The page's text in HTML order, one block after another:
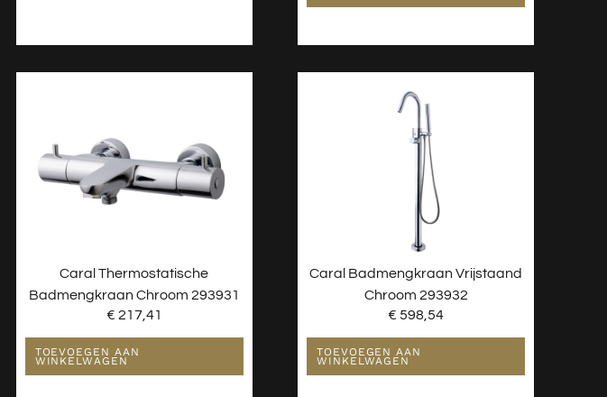
Caral Thermostatische
Badmengkraan Chroom 293931
€ 217,41
TOEVOEGEN AAN
WINKELWAGEN
Caral Badmengkraan Vrijstaand
Chroom 293932
€ 598,54
TOEVOEGEN AAN
WINKELWAGEN